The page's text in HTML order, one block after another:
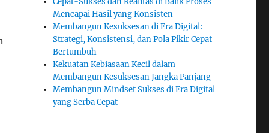
Mencapai Hasil yang Konsisten
Membangun Kesuksesan di Era Digital:
Strategi, Konsistensi, dan Pola Pikir Cepat
Bertumbuh
Kekuatan Kebiasaan Kecil dalam
Membangun Kesuksesan Jangka Panjang
Membangun Mindset Sukses di Era Digital
yang Serba Cepat